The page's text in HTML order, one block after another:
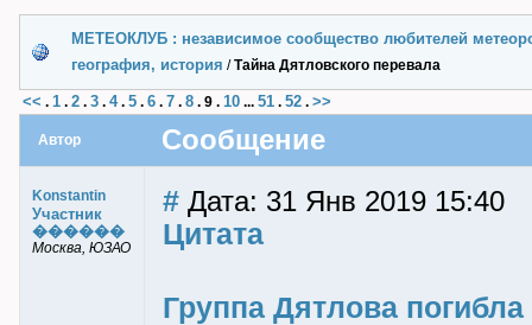
МЕТЕОКЛУБ : независимое сообщество любителей
география, история /Тайна Дятловского перевала
<< . 1 . 2 . 3 . 4. 5 . 6 . 7 . 8 . 9 . 10 ... 51 . 52 . >>
Автор Сообщение
Konstantin
Участник
������
Москва, ЮЗАО
# Дата: 31 Янв 2019 15:40
Цитата
Группа Дятлова погибла